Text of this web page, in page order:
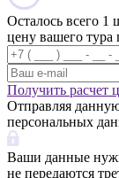
Осталось всего 1
цену вашего тура
Получить расчет
Отправляя
персональных
Ваши данные
не передаются